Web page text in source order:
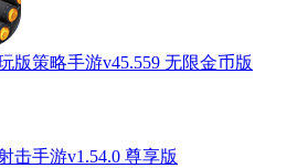
版策略手游v45.559 无限金币版